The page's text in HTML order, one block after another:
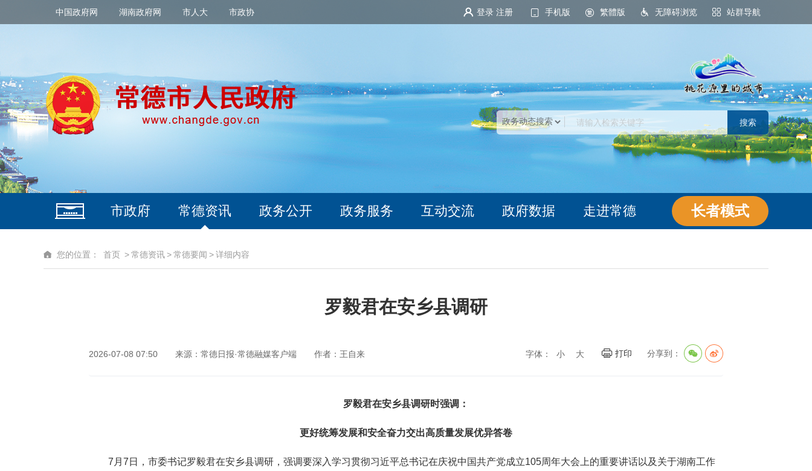
登录 注册 手机版 繁體版 无障碍浏览 站群导航
中国政府网 湖南政府网 市人大 市政协
桃花源里的城市
市政府 常德资讯 政务公开 政务服务 互动交流 政府数据 走进常德 长者模式
您的位置： 首页 >常德资讯>常德要闻 >详细内容
罗毅君在安乡县调研
分享到：
打印
字体： 小 大
2026-07-08 07:50 来源：常德日报·常德融媒客户端 作者：王自来
罗毅君在安乡县调研时强调：
更好统筹发展和安全奋力交出高质量发展优异答卷
7月7日，市委书记罗毅君在安乡县调研，强调要深入学习贯彻习近平总书记在庆祝中国共产党成立105周年大会上的重要讲话以及关于湖南工作